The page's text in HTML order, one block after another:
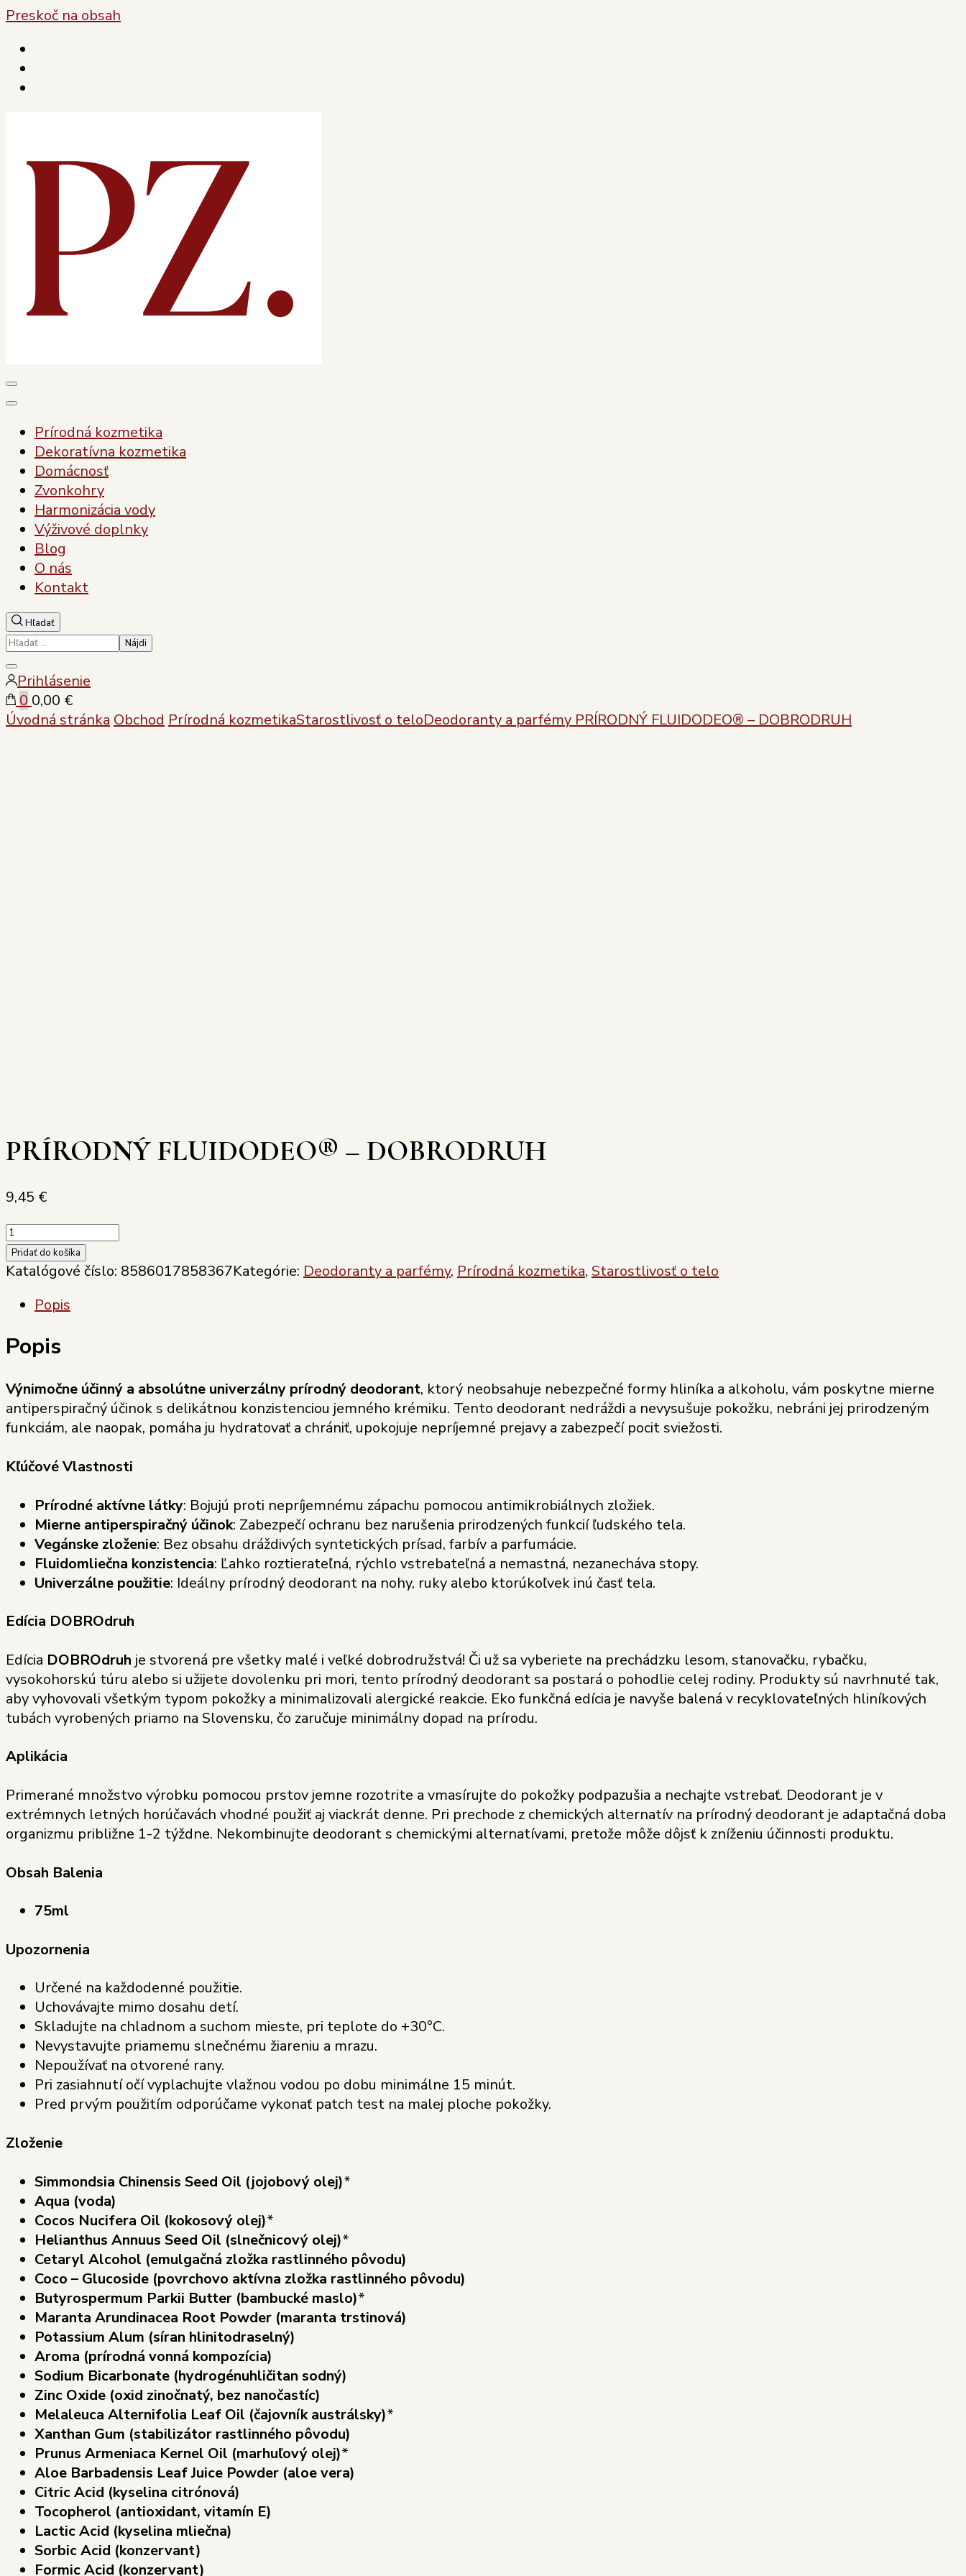
Preskoč na obsah
Prírodná kozmetika
Dekoratívna kozmetika
Domácnosť
Zvonkohry
Harmonizácia vody
Výživové doplnky
Blog
O nás
Kontakt
Hľadať
Hľadať:
Zatvoriť
vyhľadávanie
Prihlásenie
0 0,00 €
Úvodná stránka Obchod Prírodná kozmetikaStarostlivosť o teloDeodoranty a parfémy PRÍRODNÝ FLUIDODEO® – DOBRODRUH
PRÍRODNÝ FLUIDODEO® – DOBRODRUH
9,45 €
množstvo
PRÍRODNÝ
FLUIDODEO®
DOBRODRUH
Pridať do košíka
Katalógové číslo: 8586017858367Kategórie: Deodoranty a parfémy, Prírodná kozmetika, Starostlivosť o telo
Popis
Popis
Výnimočne účinný a absolútne univerzálny prírodný deodorant, ktorý neobsahuje nebezpečné formy hliníka a alkoholu, vám poskytne mierne
antiperspiračný účinok s delikátnou konzistenciou jemného krémiku. Tento deodorant nedráždi a nevysušuje pokožku, nebráni jej prirodzeným
funkciám, ale naopak, pomáha ju hydratovať a chrániť, upokojuje nepríjemné prejavy a zabezpečí pocit sviežosti.
Kľúčové Vlastnosti
Prírodné aktívne látky: Bojujú proti nepríjemnému zápachu pomocou antimikrobiálnych zložiek.
Mierne antiperspiračný účinok: Zabezpečí ochranu bez narušenia prirodzených funkcií ľudského tela.
Vegánske zloženie: Bez obsahu dráždivých syntetických prísad, farbív a parfumácie.
Fluidomliečna konzistencia: Ľahko roztierateľná, rýchlo vstrebateľná a nemastná, nezanecháva stopy.
Univerzálne použitie: Ideálny prírodný deodorant na nohy, ruky alebo ktorúkoľvek inú časť tela.
Edícia DOBROdruh
Edícia DOBROdruh je stvorená pre všetky malé i veľké dobrodružstvá! Či už sa vyberiete na prechádzku lesom, stanovačku, rybačku,
vysokohorskú túru alebo si užijete dovolenku pri mori, tento prírodný deodorant sa postará o pohodlie celej rodiny. Produkty sú navrhnuté tak,
aby vyhovovali všetkým typom pokožky a minimalizovali alergické reakcie. Eko funkčná edícia je navyše balená v recyklovateľných hliníkových
tubách vyrobených priamo na Slovensku, čo zaručuje minimálny dopad na prírodu.
Aplikácia
Primerané množstvo výrobku pomocou prstov jemne rozotrite a vmasírujte do pokožky podpazušia a nechajte vstrebať. Deodorant je v
extrémnych letných horúčavách vhodné použiť aj viackrát denne. Pri prechode z chemických alternatív na prírodný deodorant je adaptačná doba
organizmu približne 1-2 týždne. Nekombinujte deodorant s chemickými alternatívami, pretože môže dôjsť k zníženiu účinnosti produktu.
Obsah Balenia
75ml
Upozornenia
Určené na každodenné použitie.
Uchovávajte mimo dosahu detí.
Skladujte na chladnom a suchom mieste, pri teplote do +30°C.
Nevystavujte priamemu slnečnému žiareniu a mrazu.
Nepoužívať na otvorené rany.
Pri zasiahnutí očí vyplachujte vlažnou vodou po dobu minimálne 15 minút.
Pred prvým použitím odporúčame vykonať patch test na malej ploche pokožky.
Zloženie
Simmondsia Chinensis Seed Oil (jojobový olej)*
Aqua (voda)
Cocos Nucifera Oil (kokosový olej)*
Helianthus Annuus Seed Oil (slnečnicový olej)*
Cetaryl Alcohol (emulgačná zložka rastlinného pôvodu)
Coco – Glucoside (povrchovo aktívna zložka rastlinného pôvodu)
Butyrospermum Parkii Butter (bambucké maslo)*
Maranta Arundinacea Root Powder (maranta trstinová)
Potassium Alum (síran hlinitodraselný)
Aroma (prírodná vonná kompozícia)
Sodium Bicarbonate (hydrogénuhličitan sodný)
Zinc Oxide (oxid zinočnatý, bez nanočastíc)
Melaleuca Alternifolia Leaf Oil (čajovník austrálsky)*
Xanthan Gum (stabilizátor rastlinného pôvodu)
Prunus Armeniaca Kernel Oil (marhuľový olej)*
Aloe Barbadensis Leaf Juice Powder (aloe vera)
Citric Acid (kyselina citrónová)
Tocopherol (antioxidant, vitamín E)
Lactic Acid (kyselina mliečna)
Sorbic Acid (konzervant)
Formic Acid (konzervant)